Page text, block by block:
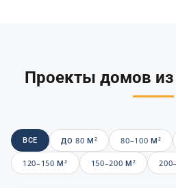
Проекты домов
ВСЕ ДО 80 М² 80–100 М²
120–150 М² 150–200 М²